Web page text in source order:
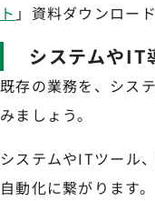
ト 」資料ダウンロード
システムやIT
既存の業務を、シス
みましょう。
システムやITツール
自動化に繋がります。